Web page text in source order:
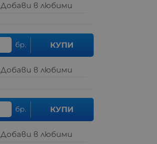
Добави в любими
бр. КУПИ
Добави в любими
бр. КУПИ
Добави в любими